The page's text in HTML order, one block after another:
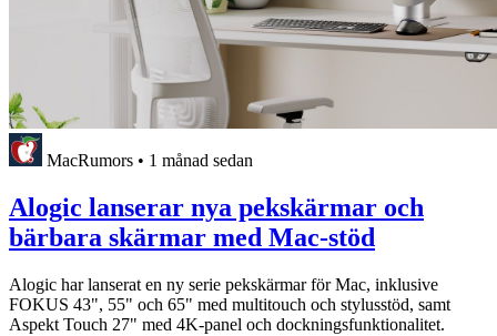
MacRumors • 1 månad sedan
Alogic lanserar nya pekskärmar och
bärbara skärmar med Mac-stöd
Alogic har lanserat en ny serie pekskärmar för Mac, inklusive
FOKUS 43", 55" och 65" med multitouch och stylusstöd, samt
Aspekt Touch 27" med 4K-panel och dockningsfunktionalitet.